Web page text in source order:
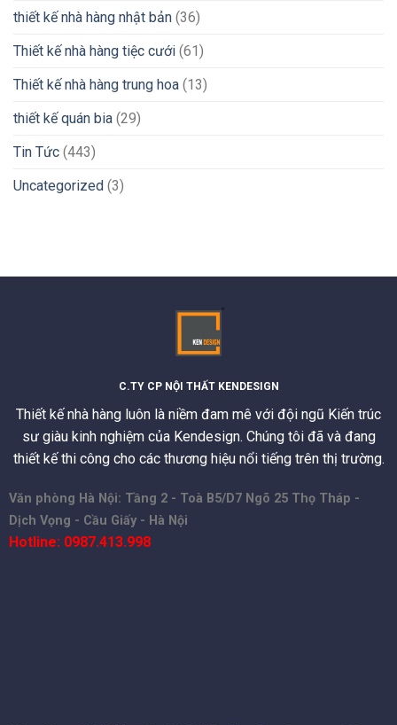
thiết kế nhà hàng nhật bản (36)
Thiết kế nhà hàng tiệc cưới (61)
Thiết kế nhà hàng trung hoa (13)
thiết kế quán bia (29)
Tin Tức (443)
Uncategorized (3)
C.TY CP NỘI THẤT KENDESIGN
Thiết kế nhà hàng luôn là niềm đam mê với đội ngũ Kiến trúc
sư giàu kinh nghiệm của Kendesign. Chúng tôi đã và đang
thiết kế thi công cho các thương hiệu nổi tiếng trên thị trường.
Văn phòng Hà Nội: Tầng 2 - Toà B5/D7 Ngõ 25 Thọ Tháp -
Dịch Vọng - Cầu Giấy - Hà Nội
Hotline: 0987.413.998